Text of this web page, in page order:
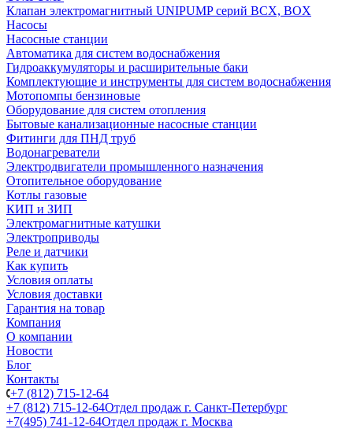
Клапан электромагнитный UNIPUMP серий BCX, BOX
Насосы
Насосные станции
Автоматика для систем водоснабжения
Гидроаккумуляторы и расширительные баки
Комплектующие и инструменты для систем водоснабжения
Мотопомпы бензиновые
Оборудование для систем отопления
Бытовые канализационные насосные станции
Фитинги для ПНД труб
Водонагреватели
Электродвигатели промышленного назначения
Отопительное оборудование
Котлы газовые
КИП и ЗИП
Электромагнитные катушки
Электроприводы
Реле и датчики
Как купить
Условия оплаты
Условия доставки
Гарантия на товар
Компания
О компании
Новости
Блог
Контакты
+7 (812) 715-12-64
+7 (812) 715-12-64Отдел продаж г. Санкт-Петербург
+7(495) 741-12-64Отдел продаж г. Москва